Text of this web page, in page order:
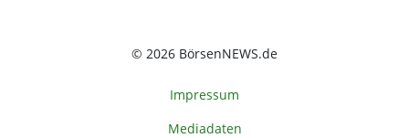
© 2026 BörsenNEWS.de
Impressum
Mediadaten